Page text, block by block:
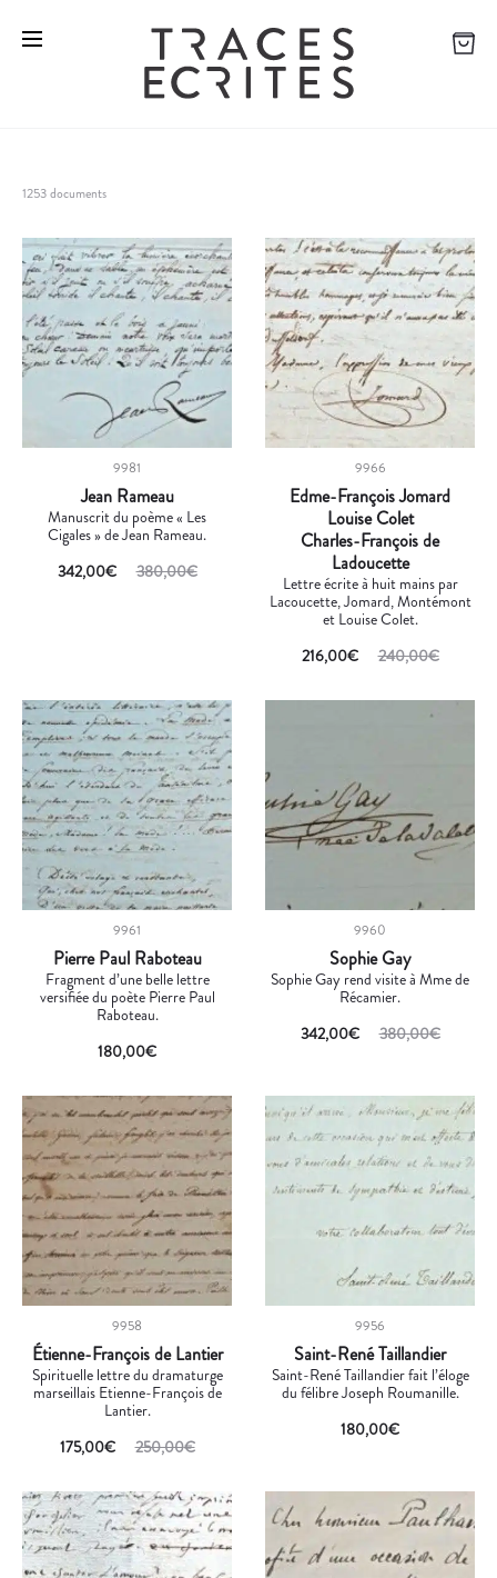
1253 documents
9981
Jean Rameau
Manuscrit du poème « Les
Cigales » de Jean Rameau.
380,00€
342,00€
9966
Edme-François Jomard
Louise Colet
Charles-François de
Ladoucette
Lettre écrite à huit mains par
Lacoucette, Jomard, Montémont
et Louise Colet.
240,00€
216,00€
9961
Pierre Paul Raboteau
Fragment d’une belle lettre
versifiée du poète Pierre Paul
Raboteau.
180,00€
9960
Sophie Gay
Sophie Gay rend visite à Mme de
Récamier.
380,00€
342,00€
9958
Étienne-François de Lantier
Spirituelle lettre du dramaturge
marseillais Etienne-François de
Lantier.
250,00€
175,00€
9956
Saint-René Taillandier
Saint-René Taillandier fait l’éloge
du félibre Joseph Roumanille.
180,00€